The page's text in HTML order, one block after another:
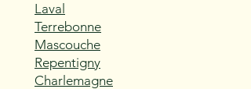
Laval
Terrebonne
Mascouche
Repentigny
Charlemagne